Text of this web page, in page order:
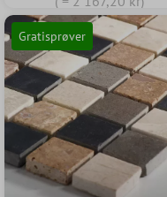
Gratisprøver